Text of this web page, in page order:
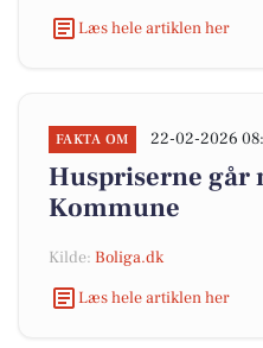
Læs hele artiklen her
FAKTA OM 22-02-2026
Huspriserne går
Kommune
Kilde: Boliga.dk
Læs hele artiklen her